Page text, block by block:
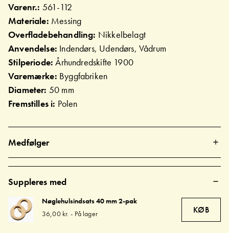
Varenr.: 561-112
Materiale: Messing
Overfladebehandling: Nikkelbelagt
Anvendelse: Indendørs, Udendørs, Vådrum
Stilperiode:Århundredskifte 1900
Varemærke: Byggfabriken
Diameter: 50 mm
Fremstilles i: Polen
Medfølger
Suppleres med
Nøglehulsindsats 40 mm 2-pak
36,00 kr. - På lager KØB